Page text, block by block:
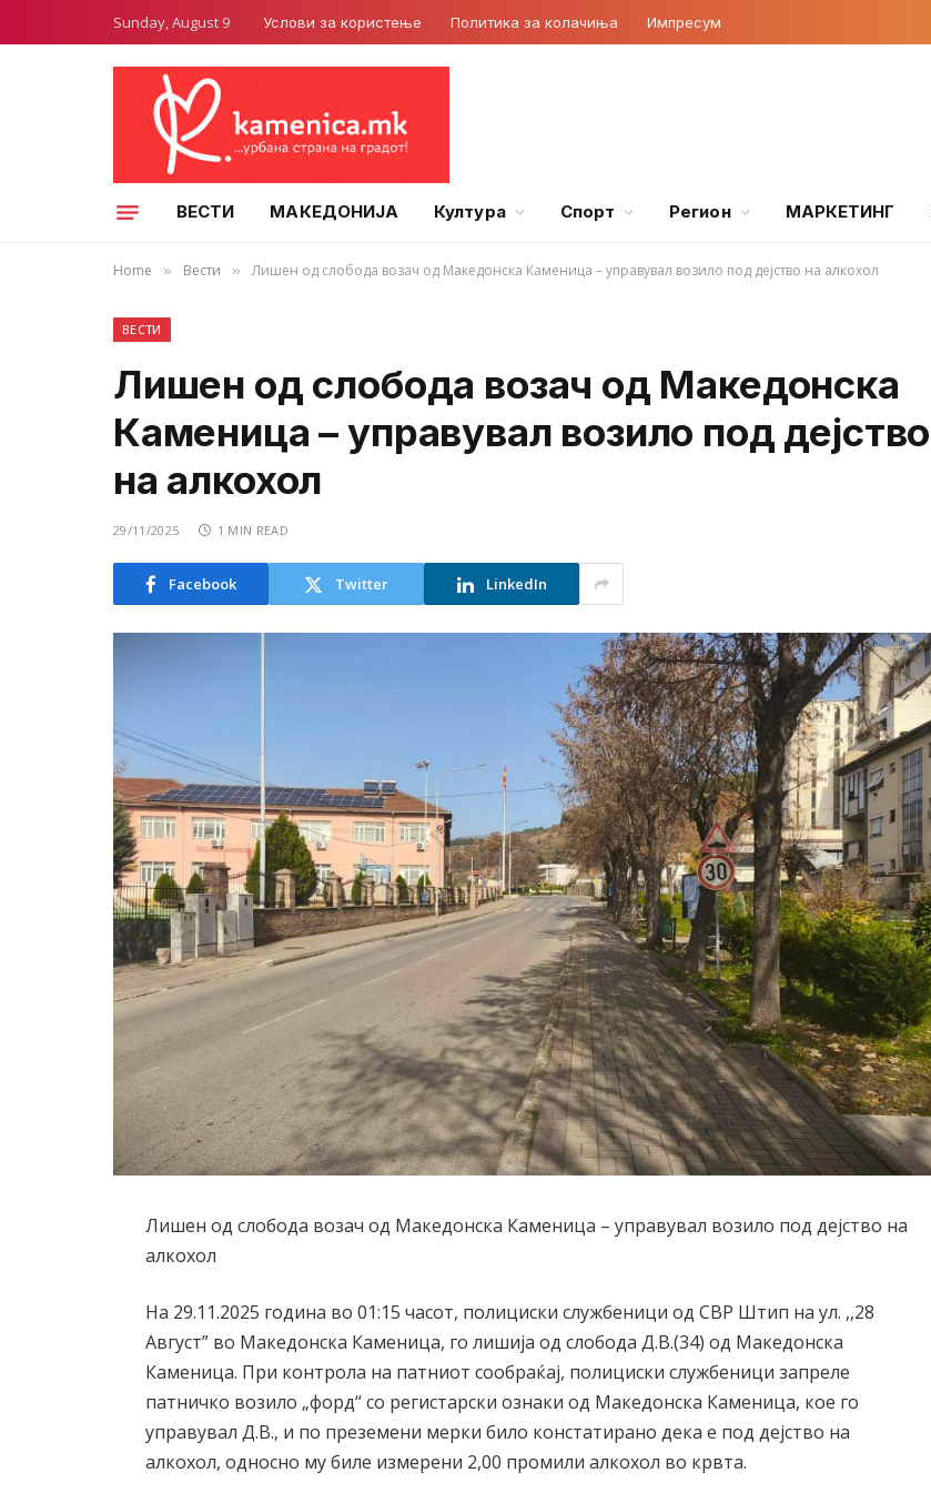
Sunday, August 9 Услови за користење Политика за колачиња Импресум
ВЕСТИ МАКЕДОНИЈА Култура Спорт Регион МАРКЕТИНГ
Home » Вести » Лишен од слобода возач од Македонска Камeница – управувал возило под дејство на алкохол
ВЕСТИ
Лишен од слобода возач од Македонска
Камeница – управувал возило под дејство
на алкохол
29/11/2025 1 MIN READ
Facebook Twitter LinkedIn
Лишен од слобода возач од Македонска Камeница – управувал возило под дејство на
алкохол
На 29.11.2025 година во 01:15 часот, полициски службеници од СВР Штип на ул. ,,28
Август” во Македонска Каменица, го лишија од слобода Д.В.(34) од Македонска
Каменица. При контрола на патниот сообраќај, полициски службеници запреле
патничко возило „форд“ со регистарски ознаки од Македонска Каменица, кое го
управувал Д.В., и по преземени мерки било констатирано дека е под дејство на
алкохол, односно му биле измерени 2,00 промили алкохол во крвта.